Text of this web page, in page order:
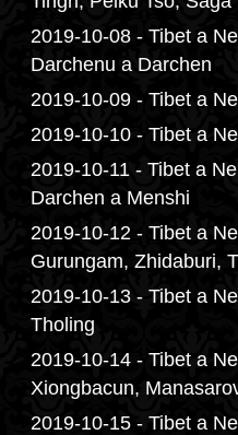
2019-10-08 - Tibet a
Darchenu a Darchen
2019-10-09 - Tibet a
2019-10-10 - Tibet a
2019-10-11 - Tibet a
Darchen a Menshi
2019-10-12 - Tibet a
Gurungam, Zhidaburi,
2019-10-13 - Tibet a
Tholing
2019-10-14 - Tibet a
Xiongbacun,
2019-10-15 - Tibet a